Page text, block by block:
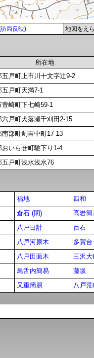
局反映) 地図をえ
所在地
戸町上市川十文字辻9-2
戸町天満7-1
崎町下七崎59-1
戸町犬落瀬千刈田2-15
部町剣吉中町17-13
いらせ町馳下り1-4
戸町浅水浅水76
福地
四和
倉石 (閉)
高岩簡
八戸日計
百石
八戸河原木
多賀台
八戸田面木
三沢大
鳥舌内簡易
藤坂
又重簡易 八戸荒